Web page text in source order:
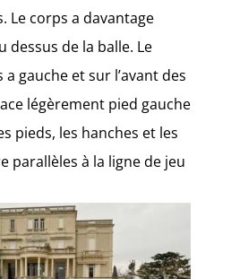
Le corps a davantage
dessus de la balle. Le
gauche et sur l’avant des
légèrement pied gauche
pieds, les hanches et les
parallèles à la ligne de jeu